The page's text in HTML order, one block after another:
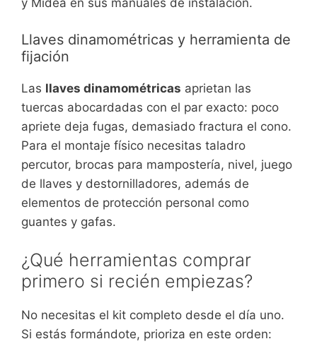
y Midea en sus manuales de instalación.
Llaves dinamométricas y herramienta de
fijación
Las llaves dinamométricas aprietan las
tuercas abocardadas con el par exacto: poco
apriete deja fugas, demasiado fractura el cono.
Para el montaje físico necesitas taladro
percutor, brocas para mampostería, nivel, juego
de llaves y destornilladores, además de
elementos de protección personal como
guantes y gafas.
¿Qué herramientas comprar
primero si recién empiezas?
No necesitas el kit completo desde el día uno.
Si estás formándote, prioriza en este orden: